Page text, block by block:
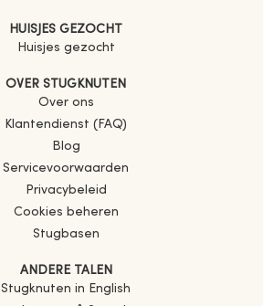
HUISJES GEZOCHT
Huisjes gezocht
OVER STUGKNUTEN
Over ons
Klantendienst (FAQ)
Blog
Servicevoorwaarden
Privacybeleid
Cookies beheren
Stugbasen
ANDERE TALEN
Stugknuten in English